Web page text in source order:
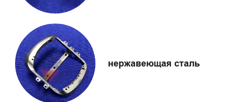
нержавеющая сталь